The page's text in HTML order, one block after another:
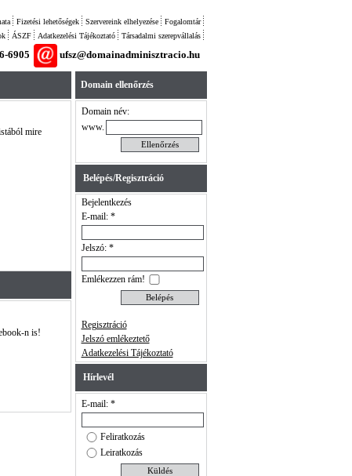
Fogalomtár
Szervereink elhelyezése
Fizetési lehetőségek
Társadalmi szerepvállalás
Adatkezelési Tájékoztató
ÁSZF
6905 ufsz@domainadminisztracio.hu
mire
n is!
Domain ellenőrzés
Domain név:
www.
Belépés/Regisztráció
Bejelentkezés
E-mail: *
Jelszó: *
Emlékezzen rám!
Regisztráció
Jelszó emlékeztető
Adatkezelési Tájékoztató
Hírlevél
E-mail: *
Feliratkozás
Leiratkozás